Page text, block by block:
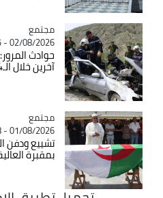
Catégorie
مجتمع
02/08/2026 - 12:45
آخرين خلال الـ24 ساعة الأخيرة
Catégorie
مجتمع
01/08/2026 - 15:48
تشييع ودفن
بمقبرة العالية